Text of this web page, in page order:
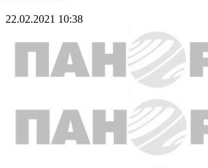
22.02.2021 10:38